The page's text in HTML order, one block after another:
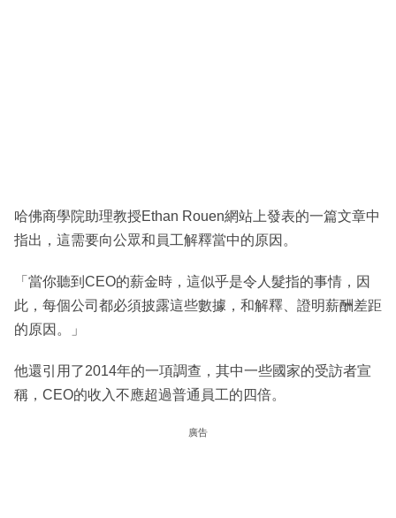
哈佛商學院助理教授Ethan Rouen網站上發表的一篇文章中
指出，這需要向公眾和員工解釋當中的原因。
「當你聽到CEO的薪金時，這似乎是令人髮指的事情，因
此，每個公司都必須披露這些數據，和解釋、證明薪酬差距
的原因。」
他還引用了2014年的一項調查，其中一些國家的受訪者宣
稱，CEO的收入不應超過普通員工的四倍。
廣告